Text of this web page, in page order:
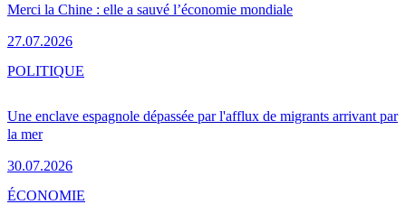
Merci la Chine : elle a sauvé l’économie mondiale
27.07.2026
Une enclave espagnole dépassée par l'afflux de migrants arrivant par
la mer
30.07.2026
POLITIQUE
ÉCONOMIE